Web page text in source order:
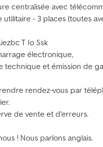
centralisée avec
utilitaire - 3 places (toutes
T Io Ssk
électronique,
technique et émission de
rendez-vous par
de vente et d'erreurs.
! Nous parlons anglais.